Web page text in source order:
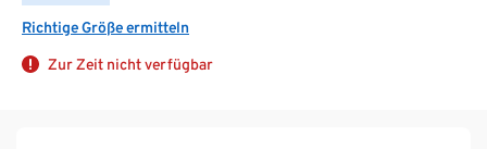
Richtige Größe ermitteln
Zur Zeit nicht verfügbar